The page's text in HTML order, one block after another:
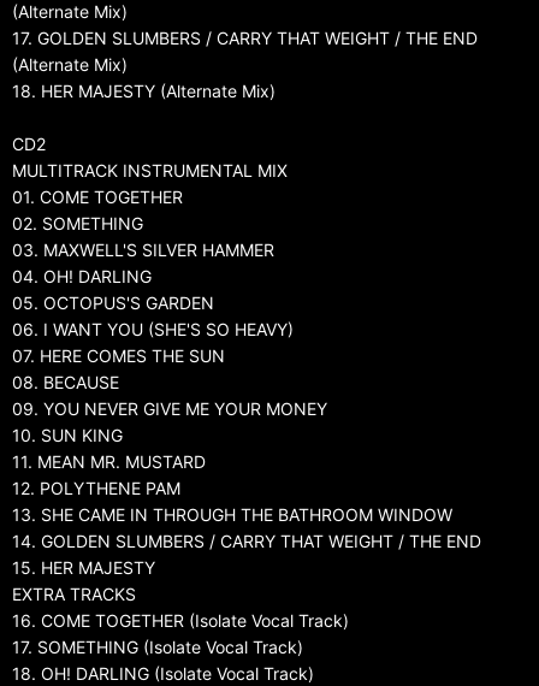
(Alternate Mix)
17. GOLDEN SLUMBERS / CARRY THAT WEIGHT / THE END
(Alternate Mix)
18. HER MAJESTY (Alternate Mix)
CD2
MULTITRACK INSTRUMENTAL MIX
01. COME TOGETHER
02. SOMETHING
03. MAXWELL'S SILVER HAMMER
04. OH! DARLING
05. OCTOPUS'S GARDEN
06. I WANT YOU (SHE'S SO HEAVY)
07. HERE COMES THE SUN
08. BECAUSE
09. YOU NEVER GIVE ME YOUR MONEY
10. SUN KING
11. MEAN MR. MUSTARD
12. POLYTHENE PAM
13. SHE CAME IN THROUGH THE BATHROOM WINDOW
14. GOLDEN SLUMBERS / CARRY THAT WEIGHT / THE END
15. HER MAJESTY
EXTRA TRACKS
16. COME TOGETHER (Isolate Vocal Track)
17. SOMETHING (Isolate Vocal Track)
18. OH! DARLING (Isolate Vocal Track)